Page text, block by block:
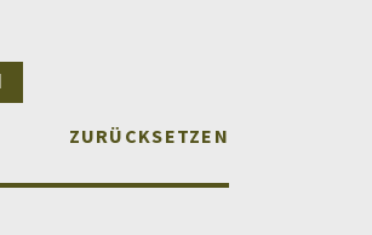
ZURÜCKSETZEN